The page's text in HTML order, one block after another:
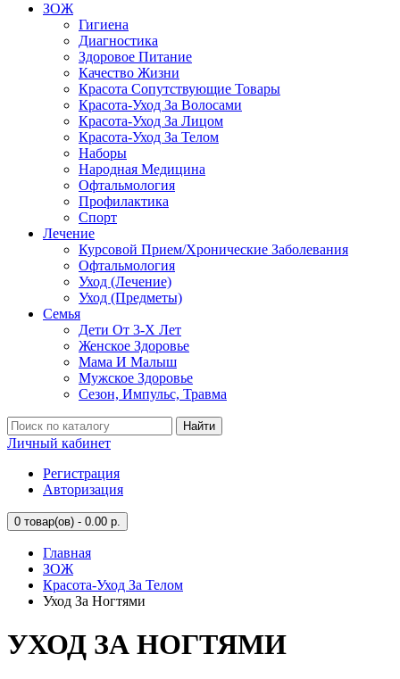
ЗОЖ
Гигиена
Диагностика
Здоровое Питание
Качество Жизни
Красота Сопутствующие Товары
Красота-Уход За Волосами
Красота-Уход За Лицом
Красота-Уход За Телом
Наборы
Народная Медицина
Офтальмология
Профилактика
Спорт
Лечение
Курсовой Прием/Хронические Заболевания
Офтальмология
Уход (Лечение)
Уход (Предметы)
Семья
Дети От 3-Х Лет
Женское Здоровье
Мама И Малыш
Мужское Здоровье
Сезон, Импульс, Травма
Найти
Личный кабинет
Регистрация
Авторизация
0 товар(ов) - 0.00 р.
Главная
ЗОЖ
Красота-Уход За Телом
Уход За Ногтями
УХОД ЗА НОГТЯМИ